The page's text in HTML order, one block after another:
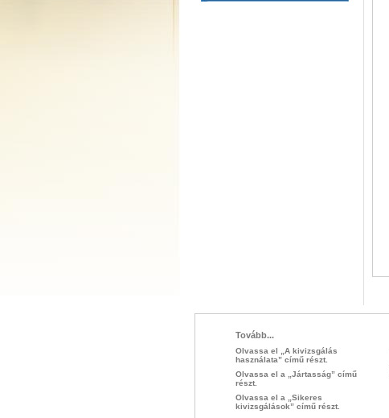
Tovább...
Olvassa el „A kivizsgálás
használata” című részt.
Olvassa el a „Jártasság” című
részt.
Olvassa el a „Sikeres
kivizsgálások” című részt.